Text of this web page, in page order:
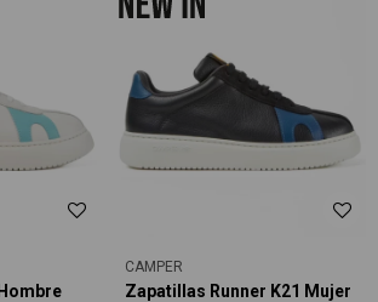
CAMPER
Zapatillas Runner K21 Mujer